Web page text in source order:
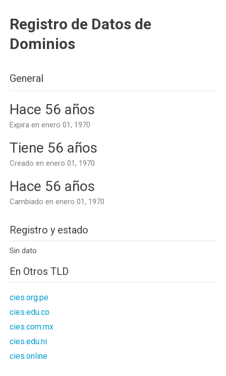
Registro de Datos de
Dominios
General
Hace 56 años
Expira en enero 01, 1970
Tiene 56 años
Creado en enero 01, 1970
Hace 56 años
Cambiado en enero 01, 1970
Registro y estado
Sin dato
En Otros TLD
cies.org.pe
cies.edu.co
cies.com.mx
cies.edu.ni
cies.online